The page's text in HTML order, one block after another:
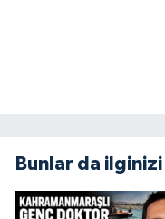
Bunlar da